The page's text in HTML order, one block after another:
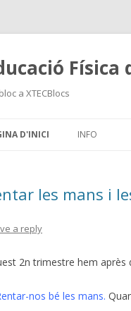
Física
a XTECBlocs
D'INICI INFO
les mans i
a reply
2n trimestre hem
nos bé les mans.